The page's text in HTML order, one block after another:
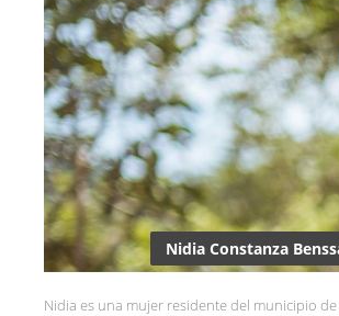
Nidia Constanza
Nidia es una mujer residente del municipio de